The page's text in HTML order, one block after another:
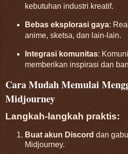
kebutuhan industri kreatif.
Bebas eksplorasi gaya:
anime, sketsa, dan lain-lain.
Integrasi komunitas:
memberikan inspirasi dan
Cara Mudah Memulai
Midjourney
Langkah-langkah praktis:
Buat akun Discord dan
Midjourney.